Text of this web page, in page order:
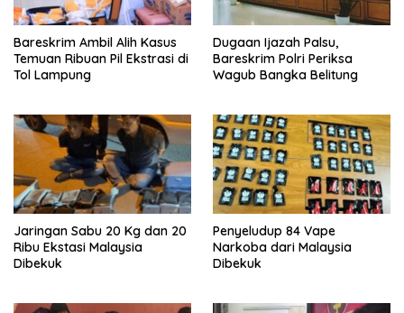
Bareskrim Ambil Alih Kasus
Temuan Ribuan Pil Ekstrasi di
Tol Lampung
Dugaan Ijazah Palsu,
Bareskrim Polri Periksa
Wagub Bangka Belitung
Jaringan Sabu 20 Kg dan 20
Ribu Ekstasi Malaysia
Dibekuk
Penyeludup 84 Vape
Narkoba dari Malaysia
Dibekuk